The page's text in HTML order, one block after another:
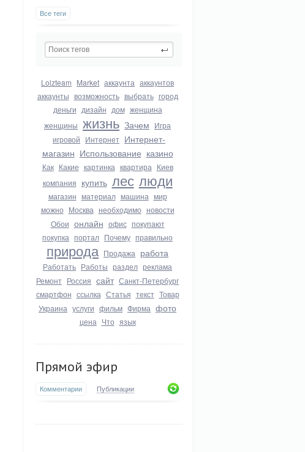
Все теги
Lolzteam Market аккаунта аккаунтов
аккаунты возможность выбрать город
деньги дизайн дом женщина
женщины жизнь Зачем Игра
игровой Интернет Интернет-
магазин Использование казино
Как Какие картинка квартира Киев
компания купить лес люди
магазин материал машина мир
можно Москва необходимо новости
Обои онлайн офис покупают
покупка портал Почему правильно
природа Продажа работа
Работать Работы раздел реклама
Ремонт Россия сайт Санкт-Петербург
смартфон ссылка Статья текст Товар
Украина услуги фильм Фирма фото
цена Что язык
Прямой эфир
Комментарии Публикации